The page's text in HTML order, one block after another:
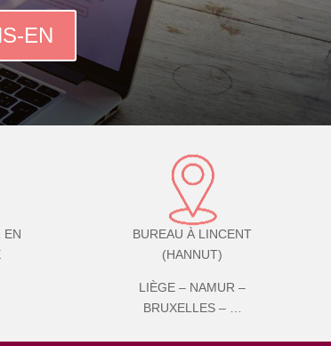
EN
EN
BUREAU À LINCENT
(HANNUT)
LIÈGE – NAMUR –
BRUXELLES – …